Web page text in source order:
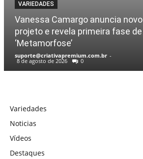
VARIEDADES
Vanessa Camargo anuncia novo
projeto e revela primeira fase de
‘Metamorfose’
suporte@criativapremium.com.br -
8 de agosto de 2026 0
Variedades
Noticias
Vídeos
Destaques